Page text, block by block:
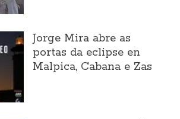
Jorge Mira abre as
portas da eclipse en
Malpica, Cabana e Zas